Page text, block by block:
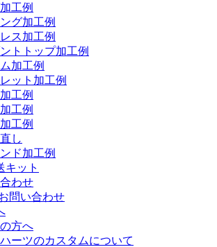
工例
グ加工例
ス加工例
トトップ加工例
加工例
ット加工例
工例
工例
工例
し
ド加工例
キット
わせ
問い合わせ
方へ
ーツのカスタムについて